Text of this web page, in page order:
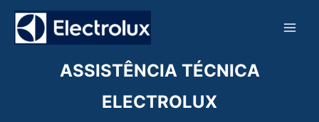
para
ASSISTÊNCIA TÉCNICA
ELECTROLUX